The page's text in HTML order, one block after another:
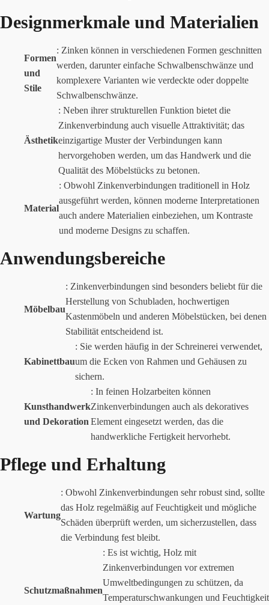
Designmerkmale und Materialien
Formen
und
Stile
: Zinken können in verschiedenen Formen geschnitten
werden, darunter einfache Schwalbenschwänze und
komplexere Varianten wie verdeckte oder doppelte
Schwalbenschwänze.
Ästhetik
: Neben ihrer strukturellen Funktion bietet die
Zinkenverbindung auch visuelle Attraktivität; das
einzigartige Muster der Verbindungen kann
hervorgehoben werden, um das Handwerk und die
Qualität des Möbelstücks zu betonen.
Material
: Obwohl Zinkenverbindungen traditionell in Holz
ausgeführt werden, können moderne Interpretationen
auch andere Materialien einbeziehen, um Kontraste
und moderne Designs zu schaffen.
Anwendungsbereiche
Möbelbau
: Zinkenverbindungen sind besonders beliebt für die
Herstellung von Schubladen, hochwertigen
Kastenmöbeln und anderen Möbelstücken, bei denen
Stabilität entscheidend ist.
Kabinettbau
: Sie werden häufig in der Schreinerei verwendet,
um die Ecken von Rahmen und Gehäusen zu
sichern.
Kunsthandwerk
und Dekoration
: In feinen Holzarbeiten können
Zinkenverbindungen auch als dekoratives
Element eingesetzt werden, das die
handwerkliche Fertigkeit hervorhebt.
Pflege und Erhaltung
Wartung
: Obwohl Zinkenverbindungen sehr robust sind, sollte
das Holz regelmäßig auf Feuchtigkeit und mögliche
Schäden überprüft werden, um sicherzustellen, dass
die Verbindung fest bleibt.
Schutzmaßnahmen
: Es ist wichtig, Holz mit
Zinkenverbindungen vor extremen
Umweltbedingungen zu schützen, da
Temperaturschwankungen und Feuchtigkeit